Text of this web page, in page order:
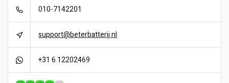
010-7142201
support@beterbatterij.nl
+31 6 12202469